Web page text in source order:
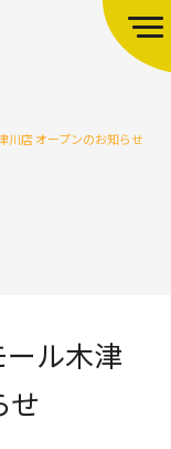
川店 オープンのお知らせ
ール木津
せ